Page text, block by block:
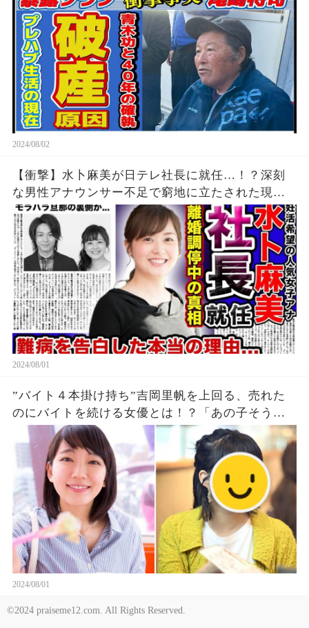
の病状に驚きを隠せない…
2024/08/02
【衝撃】水卜麻美が日テレ社長に就任…！？深刻
な男性アナウンサー不足で窮地に立たされた現在
がやば
2024/08/01
”バイト４本掛け持ち”吉岡里帆を上回る、売れた
のにバイトを続ける女優とは！？「あの子そうな
の？」「金銭問題とか？」!
2024/08/01
©2024 praiseme12.com. All Rights Reserved.